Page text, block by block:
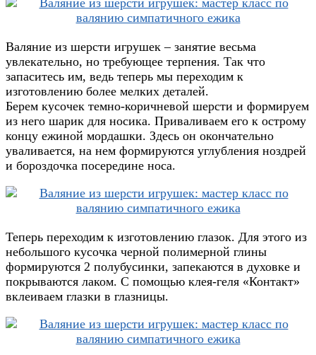
Валяние из шерсти игрушек – занятие весьма
увлекательно, но требующее терпения. Так что
запаситесь им, ведь теперь мы переходим к
изготовлению более мелких деталей.
Берем кусочек темно-коричневой шерсти и формируем
из него шарик для носика. Приваливаем его к острому
концу ежиной мордашки. Здесь он окончательно
уваливается, на нем формируются углубления ноздрей
и бороздочка посередине носа.
Теперь переходим к изготовлению глазок. Для этого из
небольшого кусочка черной полимерной глины
формируются 2 полубусинки, запекаются в духовке и
покрываются лаком. С помощью клея-геля «Контакт»
вклеиваем глазки в глазницы.